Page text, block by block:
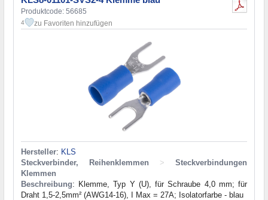
Produktcode: 56685
4 zu Favoriten hinzufügen
Hersteller: KLS
Steckverbinder, Reihenklemmen
>
Steckverbindungen
Klemmen
Beschreibung: Klemme, Typ Y (U), für Schraube 4,0 mm; für
Draht 1,5-2,5mm² (AWG14-16), I Max = 27A; Isolatorfarbe - blau